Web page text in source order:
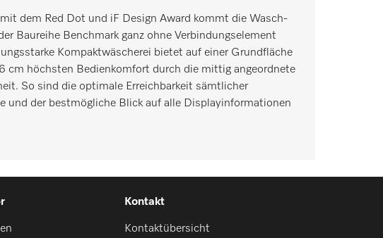
dem Red Dot und iF Design Award kommt die Wasch-
Baureihe Benchmark ganz ohne Verbindungselement
Kompaktwäscherei bietet auf einer Grundfläche
cm höchsten Bedienkomfort durch die mittig angeordnete
So sind die optimale Erreichbarkeit sämtlicher
und der bestmögliche Blick auf alle Displayinformationen
Kontakt
Kontaktübersicht